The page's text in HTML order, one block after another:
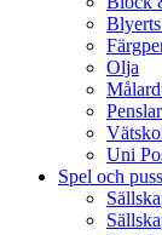
Olja
Uni
Spel och